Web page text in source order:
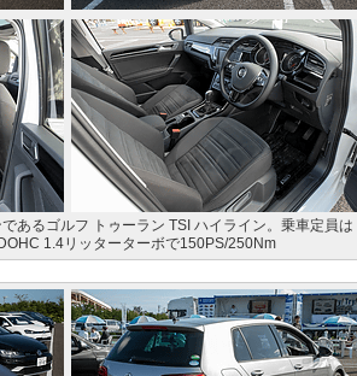
あるゴルフ トゥーラン TSI ハイライン。乗車定員は
1.4リッターターボで150PS/250Nm